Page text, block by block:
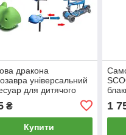
дракона
універсальний
для дитячого
₴
Купити
1